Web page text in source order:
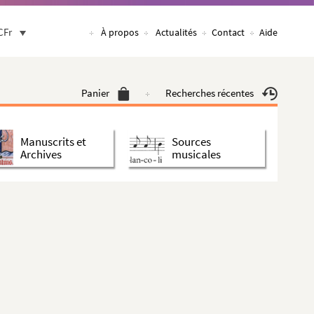
À propos Actualités Contact Aide
Panier Recherches récentes
Manuscrits et
Archives
Sources
musicales